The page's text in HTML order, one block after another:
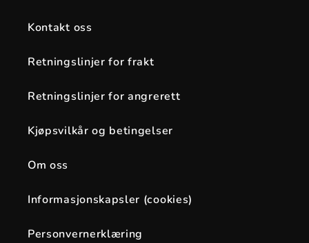
Kontakt oss
Retningslinjer for frakt
Retningslinjer for angrerett
Kjøpsvilkår og betingelser
Om oss
Informasjonskapsler (cookies)
Personvernerklæring